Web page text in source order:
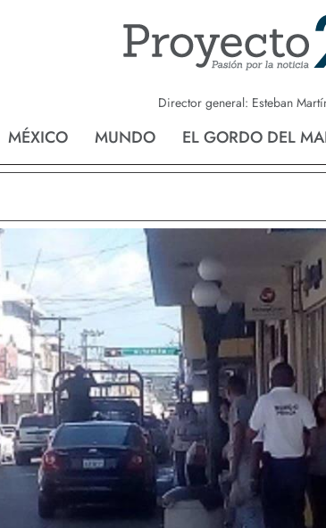
Director general: Esteban
MÉXICO MUNDO EL GORDO DEL
Reynosa Nvo.